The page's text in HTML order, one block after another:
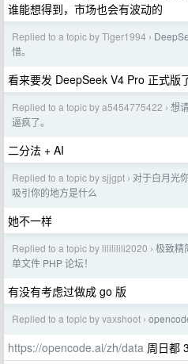
谁能想得到，市场也会有波动的
Replied to a topic by Tiger1994 ›
惜。
看来要发 DeepSeek V4 Pro 正式版
Replied to a topic by a5454775422 › 想
逼疯了。
二分法 + AI
Replied to a topic by sjjgpt › 对于白月光
吸引你的地方是什么
她不一样
Replied to a topic by lilililili2020 › 极致精
单文件 PHP 论坛！
有没有考虑过做成 go 版
Replied to a topic by vaxshoot ›
https://opencode.ai/zh/data 周日都